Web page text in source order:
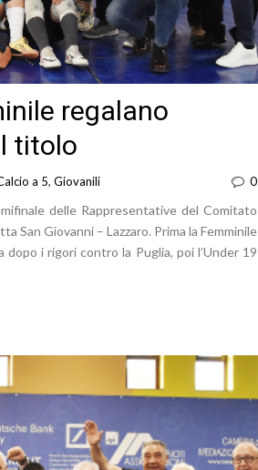
regalano
titolo
a 5, Giovanili 0
delle Rappresentative del Comitato
San Giovanni – Lazzaro. Prima la Femminile
i rigori contro la Puglia, poi l’Under 19